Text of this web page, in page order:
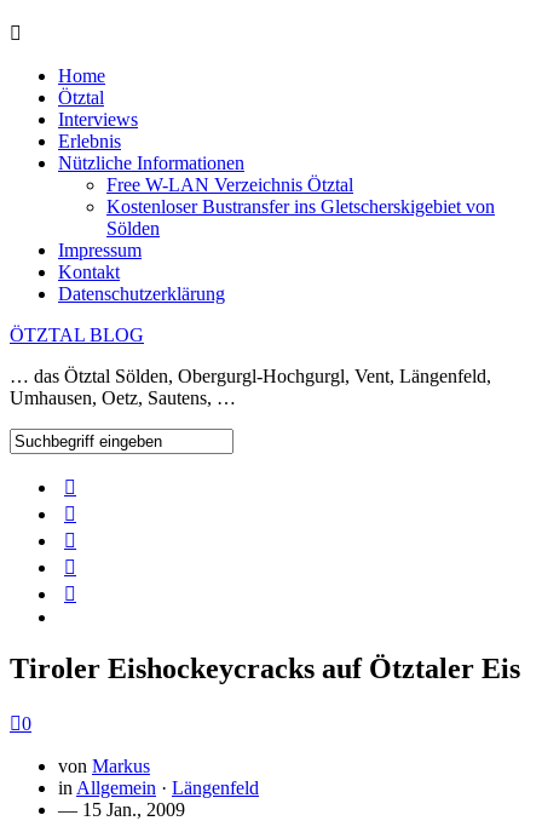
Home
Ötztal
Interviews
Erlebnis
Nützliche Informationen
Free W-LAN Verzeichnis Ötztal
Kostenloser Bustransfer ins Gletscherskigebiet von
Sölden
Impressum
Kontakt
Datenschutzerklärung
ÖTZTAL BLOG
… das Ötztal Sölden, Obergurgl-Hochgurgl, Vent, Längenfeld,
Umhausen, Oetz, Sautens, …
Tiroler Eishockeycracks auf Ötztaler Eis
0
von Markus
in Allgemein · Längenfeld
— 15 Jan., 2009